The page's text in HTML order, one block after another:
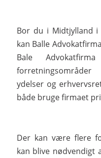
Bor du i Midtjylland
kan Balle
Bale
ydelser og
både bruge firmaet
Der kan være flere
kan blive nødvendigt